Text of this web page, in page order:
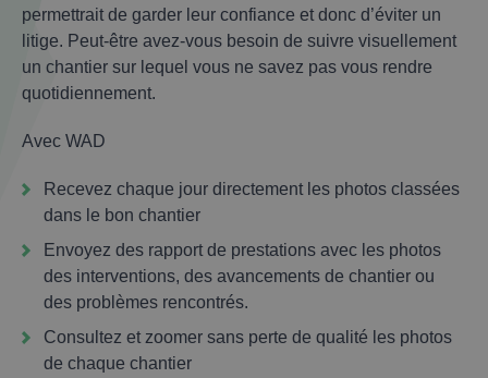
permettrait de garder leur confiance et donc d’éviter un
litige. Peut-être avez-vous besoin de suivre visuellement
un chantier sur lequel vous ne savez pas vous rendre
quotidiennement.
Avec WAD
Recevez chaque jour directement les photos classées
dans le bon chantier
Envoyez des rapport de prestations avec les photos
des interventions, des avancements de chantier ou
des problèmes rencontrés.
Consultez et zoomer sans perte de qualité les photos
de chaque chantier